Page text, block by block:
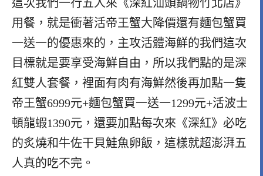
這次我們一行五人來 《深紅汕頭鍋物竹北店》
用餐，就是衝著活帝王蟹大降價還有麵包蟹買
一送一的優惠來的，主攻活體海鮮的我們這次
目標就是要享受海鮮自由，所以我們點的是深
紅雙人套餐，裡面有肉有海鮮然後再加點一隻
帝王蟹6999元+麵包蟹買一送一1299元+活波士
頓龍蝦1390元，還要加點每次來《深紅》必吃
的炙燒和牛佐干貝鮭魚卵飯，這樣就超澎湃五
人真的吃不完。